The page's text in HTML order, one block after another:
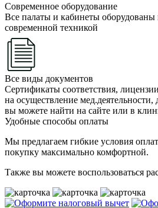
Современное оборудование
Все палаты и кабинеты оборудованы
современной техникой
Все виды документов
Сертификаты соответствия, лицензии
на осуществление
вы можете найти на сайте или в
Удобные способы оплаты
Мы предлагаем гибкие условия
покупку максимально комфортной.
Также вы можете воспользоваться